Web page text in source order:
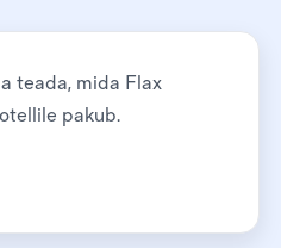
teada, mida Flax
pakub.